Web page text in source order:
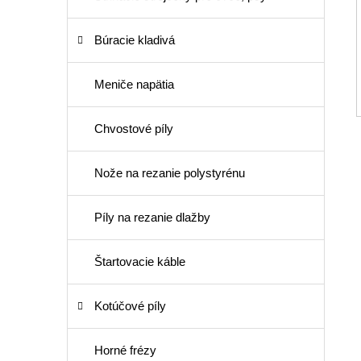
Búracie kladivá
Meniče napätia
Chvostové píly
Nože na rezanie polystyrénu
Píly na rezanie dlažby
Štartovacie káble
Kotúčové píly
Horné frézy